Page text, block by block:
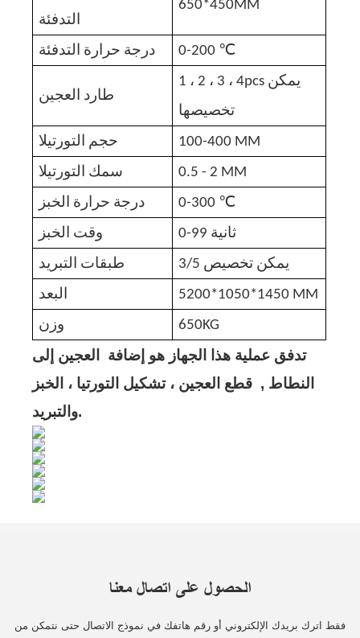
التدفئة
650*450MM
درجة حرارة التدفئة 0-200 ℃
طارد العجين
1 ، 2 ، 3 ، 4pcs يمكن
تخصيصها
حجم التورتيلا
100-400 MM
سمك التورتيلا
0.5 - 2 MM
درجة حرارة الخبز
0-300 ℃
وقت الخبز
0-99 ثانية
طبقات التبريد
يمكن تخصيص 3/5
البعد
5200*1050*1450 MM
وزن
650KG
تدفق عملية هذا الجهاز هو إضافة
العجين إلى
النطاط , قطع العجين ، تشكيل التورتيا ، الخبز
والتبريد.
الحصول على اتصال معنا
فقط اترك بريدك الإلكتروني أو رقم هاتفك في نموذج الاتصال حتى نتمكن من